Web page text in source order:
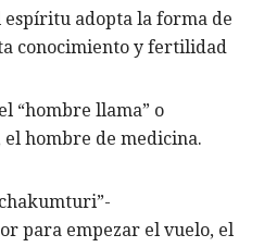
espíritu adopta la forma de
conocimiento y fertilidad
“hombre llama” o
el hombre de medicina.
para empezar el vuelo, el